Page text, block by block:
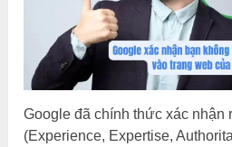
Google đã chính thức xác nhận
(Experience, Expertise,